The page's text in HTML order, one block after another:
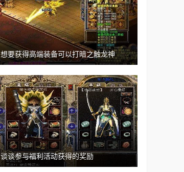
想要获得高端装备可以打暗之触龙神
谈谈参与福利活动获得的奖励